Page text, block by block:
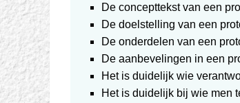
De concepttekst van een
De doelstelling van een
De onderdelen van een
De aanbevelingen in een
Het is duidelijk wie
Het is duidelijk bij wie men